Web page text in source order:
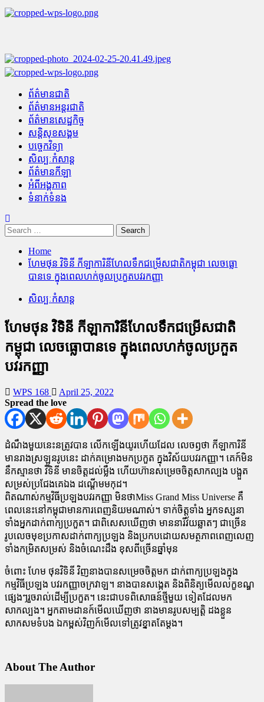
Skip
to
Primary
ព័ត៌មានជាតិ
ព័ត៌មានអន្តរជាតិ
ព័ត៌មានសេដ្ឋកិច្ច
សន្តិសុខសង្គម
បច្ចេកវិទ្យា
សិល្បៈកំសាន្ត
ព័ត៌មានកីឡា
អំពីអង្គភាព
ទំនាក់ទំនង
Search
for:
Home
ហែមថុន វិទិនី កីឡាការិនីហែលទឹកជម្រើសជាតិកម្ពុជា លេចធ្លោ
បានទេ ក្នុងពេលហក់ចូលប្រកួតបវរកញ្ញា
សិល្បៈកំសាន្ត
ហែមថុន វិទិនី កីឡាការិនីហែលទឹកជម្រើសជាតិ
កម្ពុជា លេចធ្លោបានទេ ក្នុងពេលហក់ចូលប្រកួត
បវរកញ្ញា
WPS 168
April 25, 2022
Spread the love
ដំណឹងមួយនេះនត្រូវបាន លើកឡើងយូរហើយដែល លេចឭថា កីឡាការិនី
មានរាងស្រឡូនរូបនេះ ដាក់គម្រោងមកប្រកួត ក្នុងវិស័យបវរកញ្ញា។ គេក៍មិន
នឹកស្មានថា វិទិនី មានចិត្តដល់ម្លឹង ហើយហ៊ានសម្រេចចិត្តសាកល្បង បង្អួត
សម្រស់ប្រជែងគេឯង ដណ្តើមមកុដ។
ពិតណាស់កម្មវិធីប្រឡងបវរកញ្ញា មិនថាMiss Grand Miss Universe គឺ
ពេលនេះនៅកម្ពុជាមានការពេញនិយមណាស់។ ទាក់ចិត្តទាំង អ្នកទស្សនា
ទាំងអ្នកដាក់ពាក្យប្រកួត។ ជាពិសេសឃើញថា មាននារីវ័យឆ្លាតៗ ជាច្រើន
រូបលេចមុខប្រកាសដាក់ពាក្យប្រឡង និងប្រកបដោយសមត្ថភាពពេញលេញ
ទាំងកម្រិតសម្រស់ និងចំណេះដឹង ខុសពីច្រើនឆ្នាំមុន
ចំពោះ ហែម ថុនវិទិនី វិញនាងបានសម្រេចចិត្តមក ដាក់ពាក្យប្រឡងក្នុង
កម្មវិធីប្រឡង បវរកញ្ញាចក្រវាឡ។ នាងបានសង្កេត និងពិនិត្យមើលលក្ខខណ្ឌ
ផ្សេងៗរួចរាល់ដើម្បីប្រកួត។ នេះជាបទពិសោធន៍ថ្មីមួយ ទៀតដែលមក
សាកល្បង។ អ្នកតាមដានក៍មើលឃើញថា នាងមានរូបសម្បត្តិ ដងខ្លួន
សាកសមទំបង ឯកម្ពស់វិញក៍មើលទៅត្រូវខ្នាតតែម្តង។
About The Author